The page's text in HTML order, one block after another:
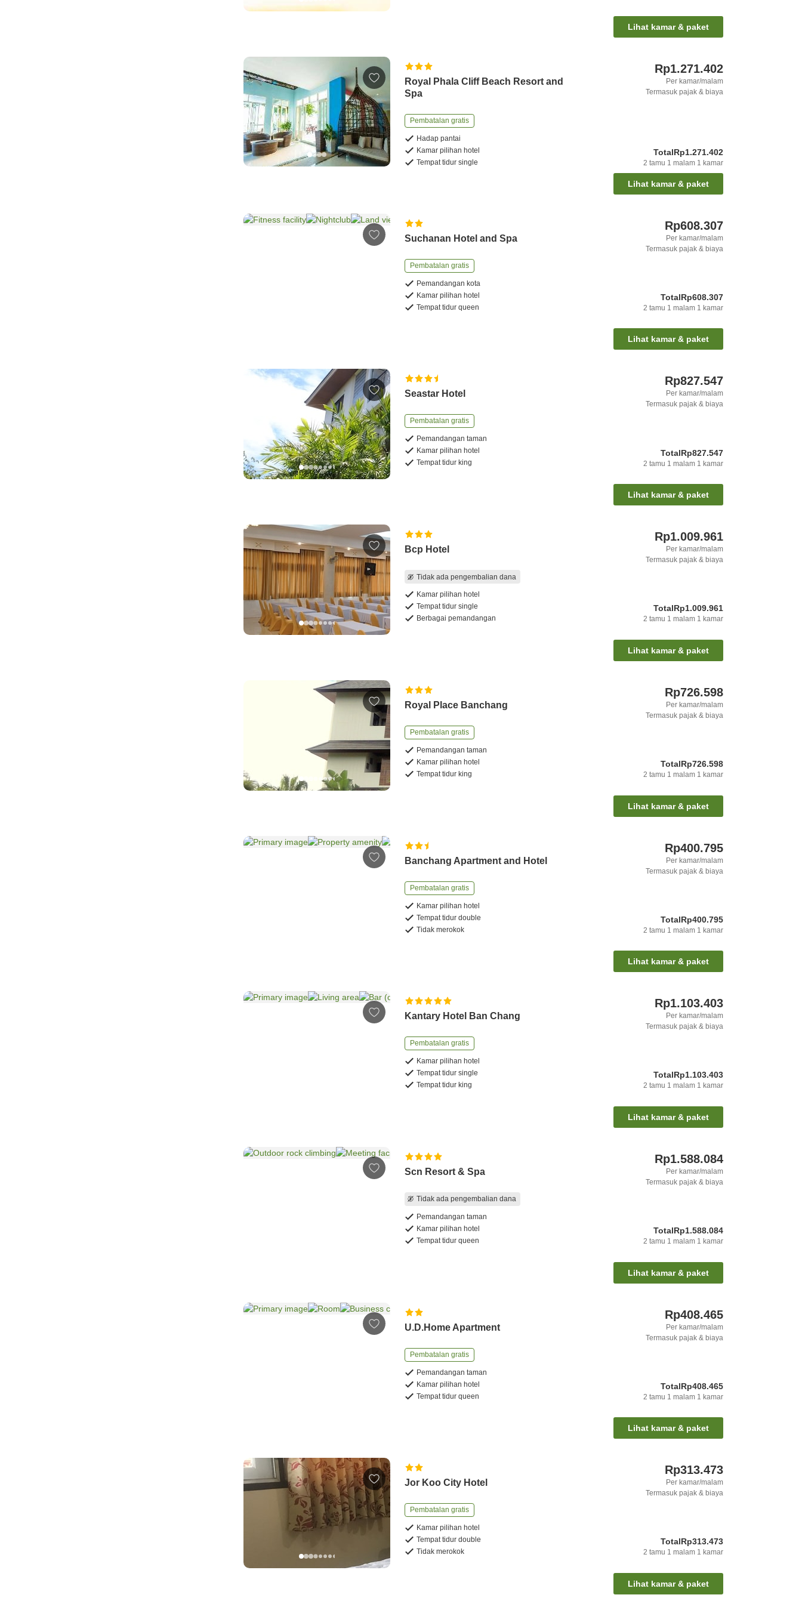
Lihat kamar & paket
Royal Phala Cliff Beach Resort and
Spa
Pembatalan gratis
Hadap pantai
Kamar pilihan hotel
Tempat tidur single
Rp1.271.402
Per kamar/malam
Termasuk pajak & biaya
TotalRp1.271.402
2 tamu 1 malam 1 kamar
Lihat kamar & paket
Suchanan Hotel and Spa
Pembatalan gratis
Pemandangan kota
Kamar pilihan hotel
Tempat tidur queen
Rp608.307
Per kamar/malam
Termasuk pajak & biaya
TotalRp608.307
2 tamu 1 malam 1 kamar
Lihat kamar & paket
Seastar Hotel
Pembatalan gratis
Pemandangan taman
Kamar pilihan hotel
Tempat tidur king
Rp827.547
Per kamar/malam
Termasuk pajak & biaya
TotalRp827.547
2 tamu 1 malam 1 kamar
Lihat kamar & paket
Bcp Hotel
Tidak ada pengembalian dana
Kamar pilihan hotel
Tempat tidur single
Berbagai pemandangan
Rp1.009.961
Per kamar/malam
Termasuk pajak & biaya
TotalRp1.009.961
2 tamu 1 malam 1 kamar
Lihat kamar & paket
Royal Place Banchang
Pembatalan gratis
Pemandangan taman
Kamar pilihan hotel
Tempat tidur king
Rp726.598
Per kamar/malam
Termasuk pajak & biaya
TotalRp726.598
2 tamu 1 malam 1 kamar
Lihat kamar & paket
Banchang Apartment and Hotel
Pembatalan gratis
Kamar pilihan hotel
Tempat tidur double
Tidak merokok
Rp400.795
Per kamar/malam
Termasuk pajak & biaya
TotalRp400.795
2 tamu 1 malam 1 kamar
Lihat kamar & paket
Kantary Hotel Ban Chang
Pembatalan gratis
Kamar pilihan hotel
Tempat tidur single
Tempat tidur king
Rp1.103.403
Per kamar/malam
Termasuk pajak & biaya
TotalRp1.103.403
2 tamu 1 malam 1 kamar
Lihat kamar & paket
Scn Resort & Spa
Tidak ada pengembalian dana
Pemandangan taman
Kamar pilihan hotel
Tempat tidur queen
Rp1.588.084
Per kamar/malam
Termasuk pajak & biaya
TotalRp1.588.084
2 tamu 1 malam 1 kamar
Lihat kamar & paket
U.D.Home Apartment
Pembatalan gratis
Pemandangan taman
Kamar pilihan hotel
Tempat tidur queen
Rp408.465
Per kamar/malam
Termasuk pajak & biaya
TotalRp408.465
2 tamu 1 malam 1 kamar
Lihat kamar & paket
Jor Koo City Hotel
Pembatalan gratis
Kamar pilihan hotel
Tempat tidur double
Tidak merokok
Rp313.473
Per kamar/malam
Termasuk pajak & biaya
TotalRp313.473
2 tamu 1 malam 1 kamar
Lihat kamar & paket